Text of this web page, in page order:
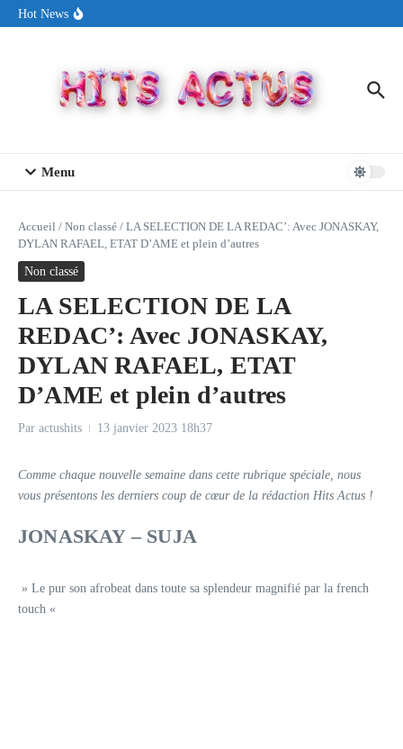
Aller au contenu
Hot News
« New Day »
Menu
Accueil / Non classé / LA SELECTION DE LA REDAC’: Avec JONASKAY,
DYLAN RAFAEL, ETAT D’AME et plein d’autres
Non classé
LA SELECTION DE LA
REDAC’: Avec JONASKAY,
DYLAN RAFAEL, ETAT
D’AME et plein d’autres
Par actushits 13 janvier 2023 18h37
Comme chaque nouvelle semaine dans cette rubrique spéciale, nous
vous présentons les derniers coup de cœur de la rédaction Hits Actus !
JONASKAY – SUJA
» Le pur son afrobeat dans toute sa splendeur magnifié par la french
touch «